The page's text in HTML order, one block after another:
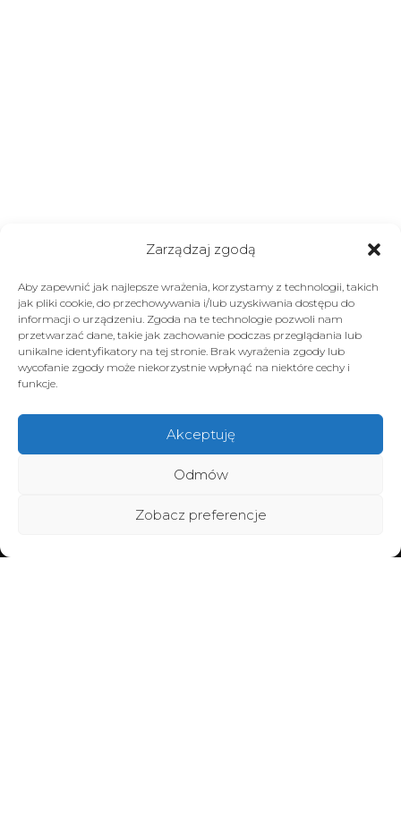
Zarządzaj zgodą
Aby zapewnić jak najlepsze wrażenia, korzystamy z technologii, takich
jak pliki cookie, do przechowywania i/lub uzyskiwania dostępu do
informacji o urządzeniu. Zgoda na te technologie pozwoli nam
przetwarzać dane, takie jak zachowanie podczas przeglądania lub
unikalne identyfikatory na tej stronie. Brak wyrażenia zgody lub
wycofanie zgody może niekorzystnie wpłynąć na niektóre cechy i
funkcje.
Akceptuję
Odmów
Zobacz preferencje